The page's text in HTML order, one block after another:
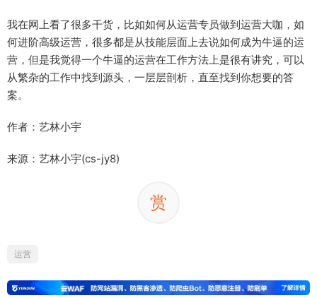
我在网上看了很多干货，比如如何从运营专员做到运营大咖，如
何进阶高级运营，很多都是从技能层面上去说如何成为牛逼的运
营，但是我觉得一个牛逼的运营在工作方法上是很有讲究，可以
从繁杂的工作中找到源头，一层层剖析，直至找到你想要的答
案。
作者：艺林小宇
来源：艺林小宇(cs-jy8)
赏
运营